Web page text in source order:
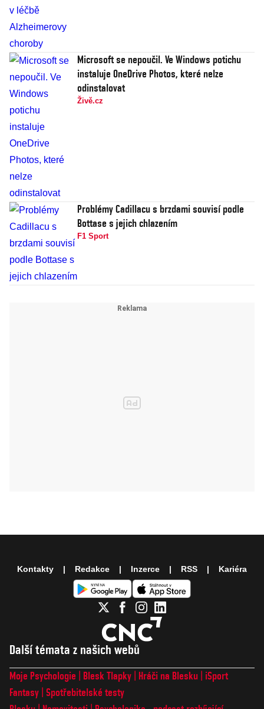
Microsoft se nepoučil. Ve Windows potichu
instaluje OneDrive Photos, které nelze
odinstalovat
Živě.cz
Problémy Cadillacu s brzdami souvisí podle
Bottase s jejich chlazením
F1 Sport
Další témata z našich webů
Moje Psychologie Blesk Tlapky Hráči na Blesku
iSport
Fantasy Spotřebitelské testy
Kontakty Redakce Inzerce RSS Kariéra